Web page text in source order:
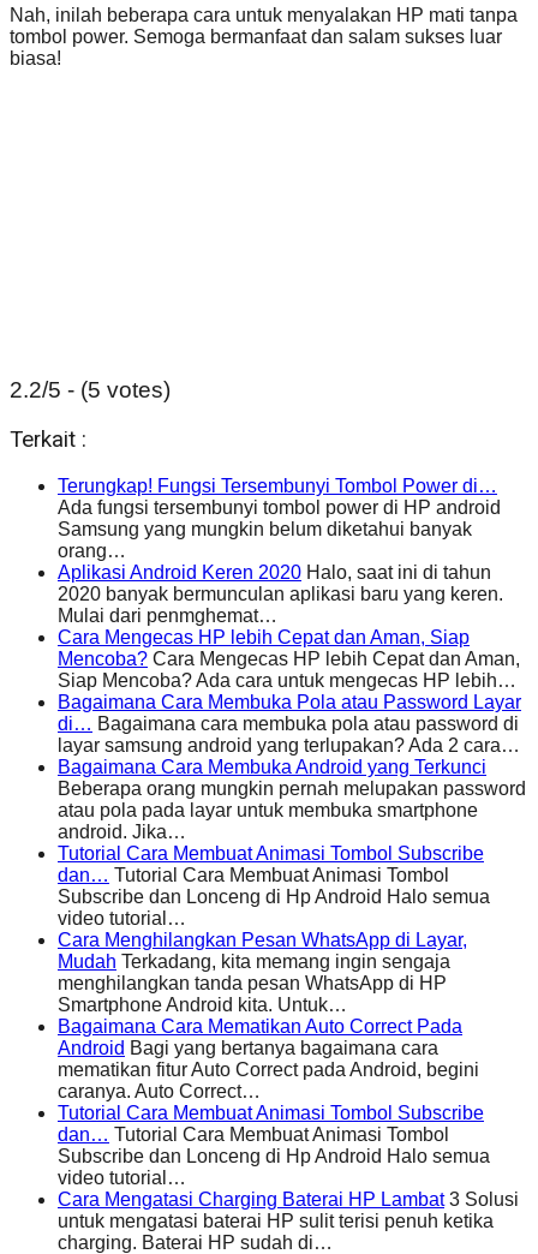
Nah, inilah beberapa cara untuk menyalakan HP mati tanpa
tombol power. Semoga bermanfaat dan salam sukses luar
biasa!
2.2/5 - (5 votes)
Terkait :
Terungkap! Fungsi Tersembunyi Tombol Power di…
Ada fungsi tersembunyi tombol power di HP android
Samsung yang mungkin belum diketahui banyak
orang…
Aplikasi Android Keren 2020 Halo, saat ini di tahun
2020 banyak bermunculan aplikasi baru yang keren.
Mulai dari penmghemat…
Cara Mengecas HP lebih Cepat dan Aman, Siap
Mencoba? Cara Mengecas HP lebih Cepat dan Aman,
Siap Mencoba? Ada cara untuk mengecas HP lebih…
Bagaimana Cara Membuka Pola atau Password Layar
di… Bagaimana cara membuka pola atau password di
layar samsung android yang terlupakan? Ada 2 cara…
Bagaimana Cara Membuka Android yang Terkunci
Beberapa orang mungkin pernah melupakan password
atau pola pada layar untuk membuka smartphone
android. Jika…
Tutorial Cara Membuat Animasi Tombol Subscribe
dan… Tutorial Cara Membuat Animasi Tombol
Subscribe dan Lonceng di Hp Android Halo semua
video tutorial…
Cara Menghilangkan Pesan WhatsApp di Layar,
Mudah Terkadang, kita memang ingin sengaja
menghilangkan tanda pesan WhatsApp di HP
Smartphone Android kita. Untuk…
Bagaimana Cara Mematikan Auto Correct Pada
Android Bagi yang bertanya bagaimana cara
mematikan fitur Auto Correct pada Android, begini
caranya. Auto Correct…
Tutorial Cara Membuat Animasi Tombol Subscribe
dan… Tutorial Cara Membuat Animasi Tombol
Subscribe dan Lonceng di Hp Android Halo semua
video tutorial…
Cara Mengatasi Charging Baterai HP Lambat3 Solusi
untuk mengatasi baterai HP sulit terisi penuh ketika
charging. Baterai HP sudah di…